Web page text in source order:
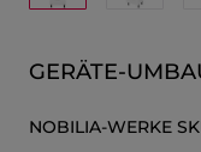
GERÄTE-
NOBILIA-WERKE